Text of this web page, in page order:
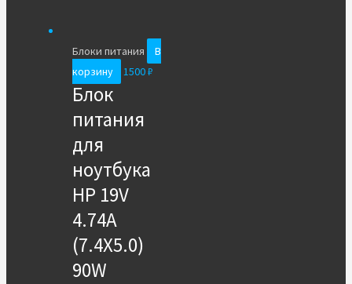
Блоки питания
В
корзину
1500₽
Блок
питания
для
ноутбука
HP 19V
4.74A
(7.4X5.0)
90W